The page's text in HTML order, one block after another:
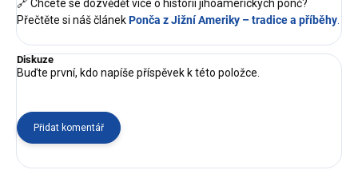
🔗 Chcete se dozvědět více o historii jihoamerických ponč?
Přečtěte si náš článekPonča z Jižní Ameriky – tradice a příběhy.
Diskuze
Buďte první, kdo napíše příspěvek k této položce.
Přidat komentář